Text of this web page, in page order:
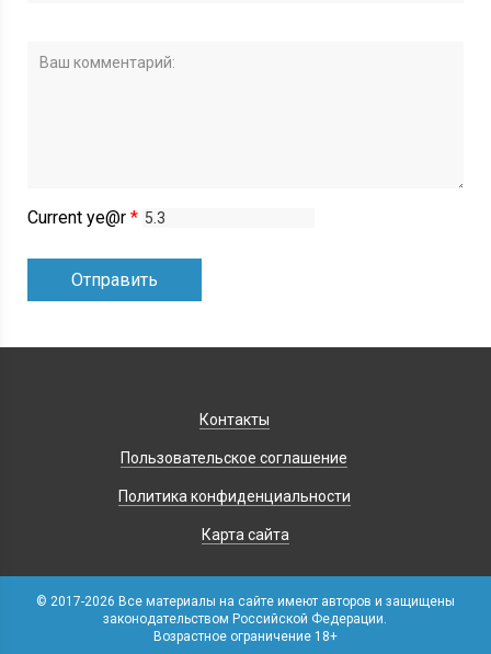
Current ye@r*
Контакты
Пользовательское соглашение
Политика конфиденциальности
Карта сайта
© 2017-2026 Все материалы на сайте имеют авторов и защищены
законодательством Российской Федерации.
Возрастное ограничение 18+